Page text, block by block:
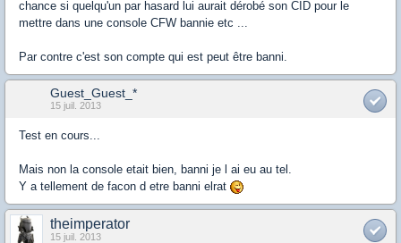
chance si quelqu'un par hasard lui aurait dérobé son CID pour le
mettre dans une console CFW bannie etc ...
Par contre c'est son compte qui est peut être banni.
Guest_Guest_*
15 juil. 2013
Test en cours...
Mais non la console etait bien, banni je l ai eu au tel.
Y a tellement de facon d etre banni elrat
theimperator
15 juil. 2013